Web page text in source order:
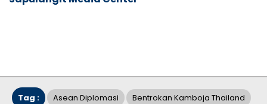
Tag : Asean Diplomasi Bentrokan Kamboja Thailand